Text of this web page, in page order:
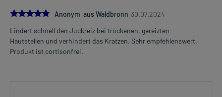
5.0Anonym aus Waldbronn 30.07.2024
Lindert schnell den Juckreiz bei trockenen, gereizten
Hautstellen und verhindert das Kratzen. Sehr empfehlenswert.
Produkt ist cortisonfrei.